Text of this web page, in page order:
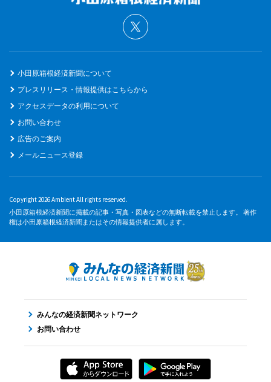
小田原箱根経済新聞について
プレスリリース・情報提供はこちらから
アクセスデータの利用について
お問い合わせ
広告のご案内
メールニュース登録
Copyright 2026 Ambient All rights reserved.
小田原箱根経済新聞に掲載の記事・写真・図表などの無断転載を禁止します。 著作
権は小田原箱根経済新聞またはその情報提供者に属します。
みんなの経済新聞ネットワーク
お問い合わせ